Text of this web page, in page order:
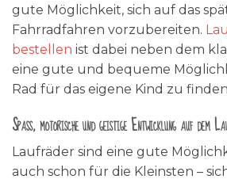
gute Möglichkeit, sich auf das
Fahrradfahren vorzubereiten.
bestellen ist dabei neben dem
eine gute und bequeme
Rad für das eigene Kind zu
Spaß, motorische und geistige Entwicklung auf dem
Laufräder sind eine gute
auch schon für die Kleinsten –